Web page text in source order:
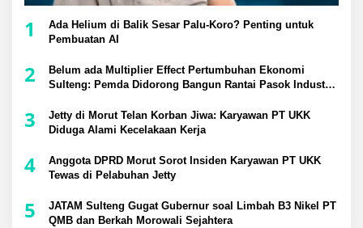
1
Ada Helium di Balik Sesar Palu-Koro? Penting untuk
Pembuatan AI
2
Belum ada Multiplier Effect Pertumbuhan Ekonomi
Sulteng: Pemda Didorong Bangun Rantai Pasok Industri
3
Jetty di Morut Telan Korban Jiwa: Karyawan PT UKK
Diduga Alami Kecelakaan Kerja
4
Anggota DPRD Morut Sorot Insiden Karyawan PT UKK
Tewas di Pelabuhan Jetty
5
JATAM Sulteng Gugat Gubernur soal Limbah B3 Nikel PT
QMB dan Berkah Morowali Sejahtera